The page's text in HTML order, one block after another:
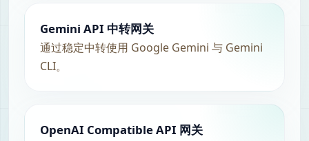
Gemini API 中转网关
通过稳定中转使用 Google Gemini 与 Gemini
CLI。
OpenAI Compatible API 网关